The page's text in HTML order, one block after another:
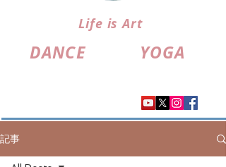
Life is Art
DANCE YOGA
記事